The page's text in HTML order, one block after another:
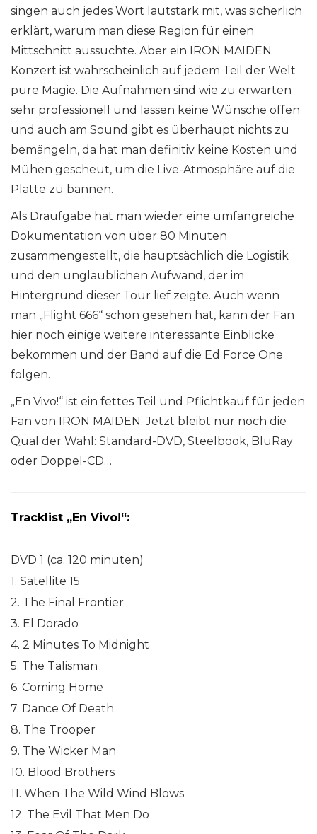
singen auch jedes Wort lautstark mit, was sicherlich
erklärt, warum man diese Region für einen
Mittschnitt aussuchte. Aber ein IRON MAIDEN
Konzert ist wahrscheinlich auf jedem Teil der Welt
pure Magie. Die Aufnahmen sind wie zu erwarten
sehr professionell und lassen keine Wünsche offen
und auch am Sound gibt es überhaupt nichts zu
bemängeln, da hat man definitiv keine Kosten und
Mühen gescheut, um die Live-Atmosphäre auf die
Platte zu bannen.
Als Draufgabe hat man wieder eine umfangreiche
Dokumentation von über 80 Minuten
zusammengestellt, die hauptsächlich die Logistik
und den unglaublichen Aufwand, der im
Hintergrund dieser Tour lief zeigte. Auch wenn
man „Flight 666“ schon gesehen hat, kann der Fan
hier noch einige weitere interessante Einblicke
bekommen und der Band auf die Ed Force One
folgen.
„En Vivo!“ ist ein fettes Teil und Pflichtkauf für jeden
Fan von IRON MAIDEN. Jetzt bleibt nur noch die
Qual der Wahl: Standard-DVD, Steelbook, BluRay
oder Doppel-CD…
Tracklist „En Vivo!“:
DVD 1 (ca. 120 minuten)
1. Satellite 15
2. The Final Frontier
3. El Dorado
4. 2 Minutes To Midnight
5. The Talisman
6. Coming Home
7. Dance Of Death
8. The Trooper
9. The Wicker Man
10. Blood Brothers
11. When The Wild Wind Blows
12. The Evil That Men Do